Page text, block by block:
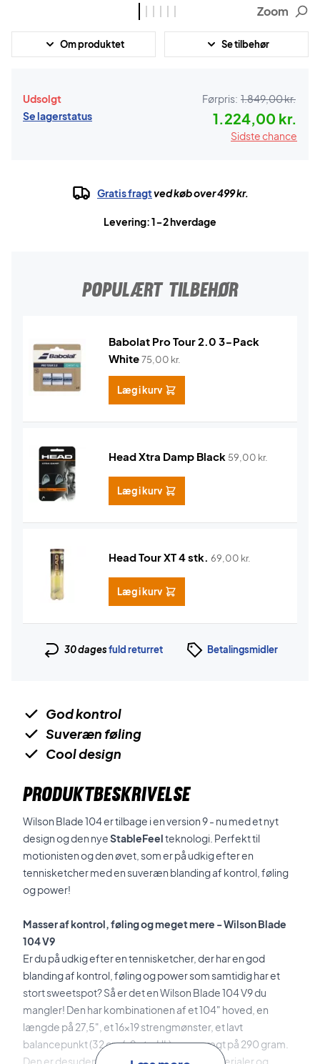
Zoom
Om produktet Se tilbehør
Udsolgt
Se lagerstatus
Førpris: 1.849,00 kr.
1.224,00 kr.
Sidste chance
Gratis fragtved køb over 499 kr.
Levering: 1-2 hverdage
POPULÆRT TILBEHØR
Babolat Pro Tour 2.0 3-Pack
White75,00 kr.
Læg i kurv
Head Xtra Damp Black 59,00 kr.
Læg i kurv
Head Tour XT 4 stk. 69,00 kr.
Læg i kurv
30 dagesfuld returret Betalingsmidler
God kontrol
Suveræn føling
Cool design
PRODUKTBESKRIVELSE
Wilson Blade 104 er tilbage i en version 9 - nu med et nyt
design og den nyeStableFeelteknologi. Perfekt til
motionisten og den øvet, som er på udkig efter en
tennisketcher med en suveræn blanding af kontrol, føling
og power!
Masser af kontrol, føling og meget mere - Wilson Blade
104 V9
Er du på udkig efter en tennisketcher, der har en god
blanding af kontrol, føling og power som samtidig har et
stort sweetspot? Så er det enWilson Blade 104 V9 du
mangler! Den har kombinationen af et 104" hoved, en
længde på 27,5", et 16x19 strengmønster, et lavt
balancepunkt (32 cm/-9 pts. HL) og en vægt på 290 gram.
Den er desuden spækket med kvalitetsmaterialer og